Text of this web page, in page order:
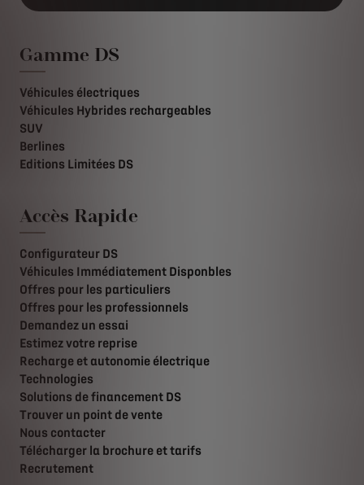
Gamme DS
Véhicules électriques
Véhicules Hybrides rechargeables
SUV
Berlines
Editions Limitées DS
Accès Rapide
Configurateur DS
Véhicules Immédiatement Disponbles
Offres pour les particuliers
Offres pour les professionnels
Demandez un essai
Estimez votre reprise
Recharge et autonomie électrique
Technologies
Solutions de financement DS
Trouver un point de vente
Nous contacter
Télécharger la brochure et tarifs
Recrutement